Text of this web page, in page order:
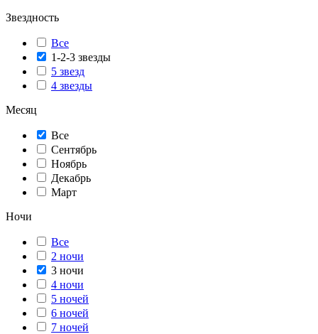
Звездность
Все
1-2-3 звезды
5 звезд
4 звезды
Месяц
Все
Сентябрь
Ноябрь
Декабрь
Март
Ночи
Все
2 ночи
3 ночи
4 ночи
5 ночей
6 ночей
7 ночей